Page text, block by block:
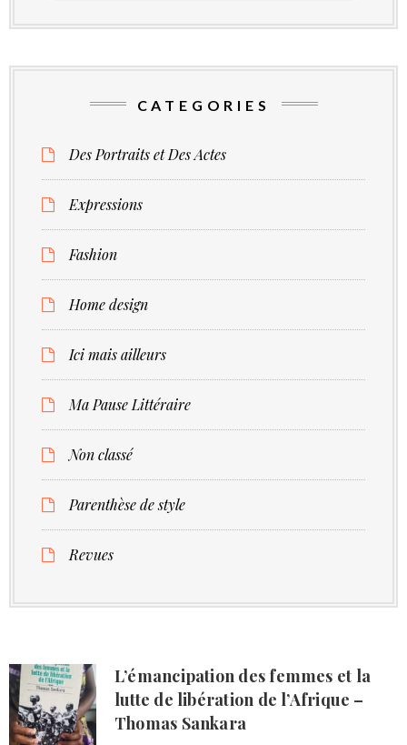
CATEGORIES
Des Portraits et Des Actes
Expressions
Fashion
Home design
Ici mais ailleurs
Ma Pause Littéraire
Non classé
Parenthèse de style
Revues
L’émancipation des femmes et la
lutte de libération de l’Afrique –
Thomas Sankara